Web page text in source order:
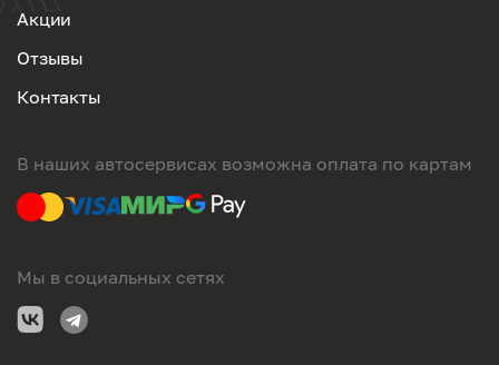
Акции
Отзывы
Контакты
В наших автосервисах возможна оплата по картам
Мы в социальных сетях